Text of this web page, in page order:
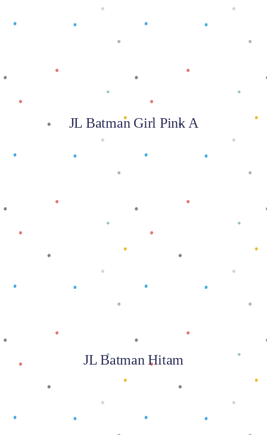
Baca selengkapnya
JL Batman Girl Pink A
Baca selengkapnya
JL Batman Hitam